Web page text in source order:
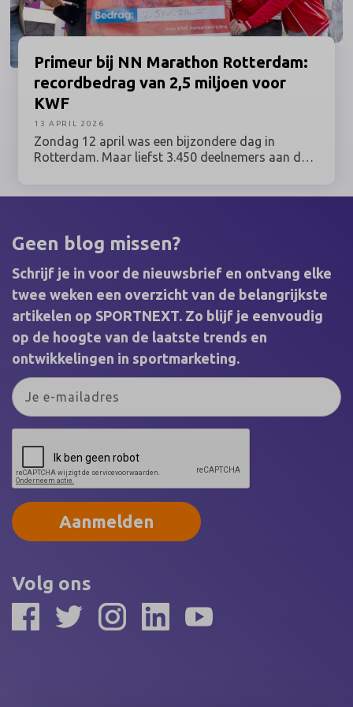
Primeur bij NN Marathon Rotterdam:
recordbedrag van 2,5 miljoen voor
KWF
Zondag 12 april was een bijzondere dag in
Rotterdam. Maar liefst 3.450 deelnemers aan de
opbrengst maakt KWF Kankerbestrijding
kankeronderzoek, zorg en ondersteuning mogelijk
voor iedereen die geraakt is door kanker.
13 APRIL 2026
Geen blog missen?
Schrijf je in voor de nieuwsbrief en ontvang elke
twee weken een overzicht van de belangrijkste
artikelen op SPORTNEXT. Zo blijf je eenvoudig
op de hoogte van de laatste trends en
ontwikkelingen in sportmarketing.
Aanmelden
Volg ons